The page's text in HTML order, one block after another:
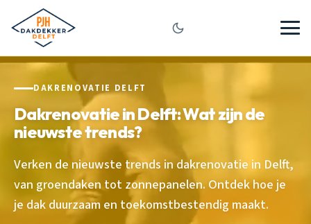
DAKRENOVATIE DELFT
Dakrenovatie in Delft: Wat zijn de
nieuwste trends?
Verken de nieuwste trends in dakrenovatie in Delft,
van groendaken tot zonnepanelen. Ontdek hoe je
je dak duurzaam en toekomstbestendig maakt.